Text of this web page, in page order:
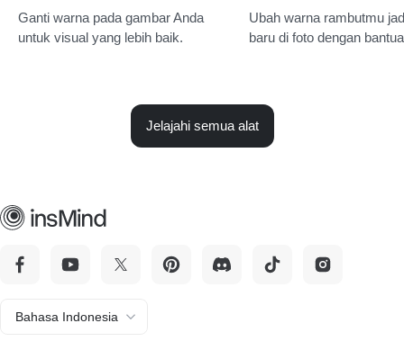
Ganti warna pada gambar Anda
untuk visual yang lebih baik.
Ubah warna rambutmu
baru di foto dengan
Jelajahi semua alat
Bahasa Indonesia